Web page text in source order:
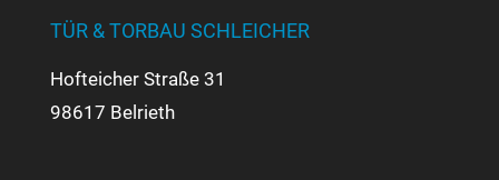
TÜR & TORBAU SCHLEICHER
Hofteicher Straße 31
98617 Belrieth